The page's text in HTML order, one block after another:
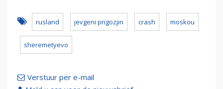
rusland jevgeni prigozjin crash moskou
sheremetyevo
Verstuur per e-mail